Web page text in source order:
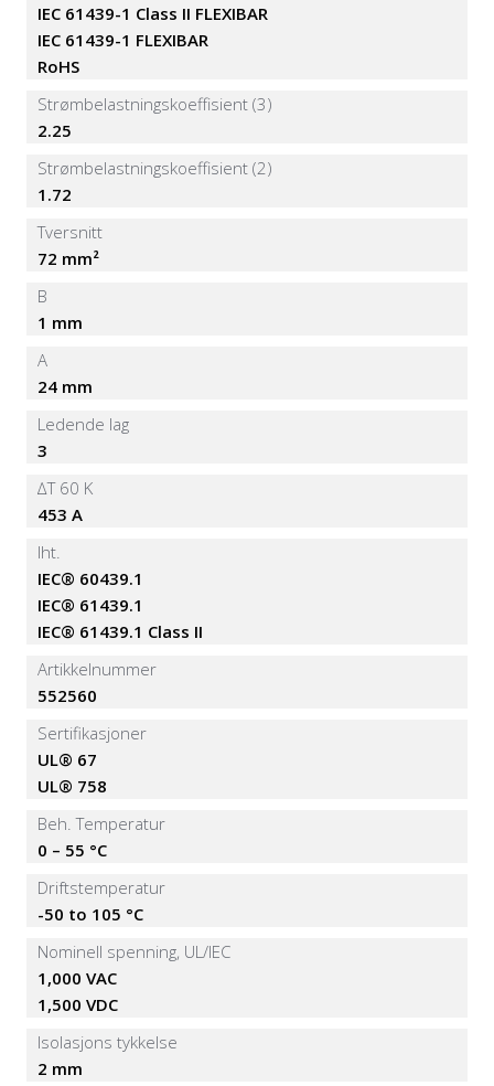
IEC 61439-1 Class II FLEXIBAR
IEC 61439-1 FLEXIBAR
RoHS
Strømbelastningskoeffisient (3)
2.25
Strømbelastningskoeffisient (2)
1.72
Tversnitt
72 mm²
B
1 mm
A
24 mm
Ledende lag
3
∆T 60 K
453 A
Iht.
IEC® 60439.1
IEC® 61439.1
IEC® 61439.1 Class II
Artikkelnummer
552560
Sertifikasjoner
UL® 67
UL® 758
Beh. Temperatur
0 – 55 °C
Driftstemperatur
-50 to 105 °C
Nominell spenning, UL/IEC
1,000 VAC
1,500 VDC
Isolasjons tykkelse
2 mm